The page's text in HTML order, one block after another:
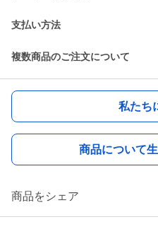
支払い方法
複数商品のご注文について
私たち
商品について
商品をシェア